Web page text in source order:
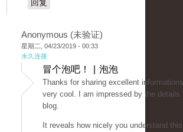
回复
Anonymous (未验证)
星期二, 04/23/2019 - 00:33
永久连接
冒个泡吧！ | 泡泡
Thanks for sharing excellent
very cool. I am impressed by the details
blog.
It reveals how nicely you understand